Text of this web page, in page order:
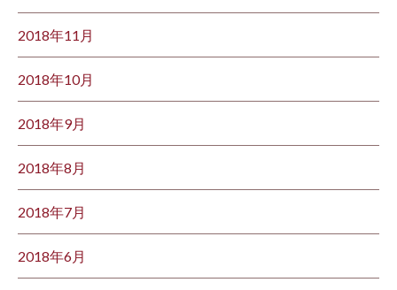
2018年11月
2018年10月
2018年9月
2018年8月
2018年7月
2018年6月